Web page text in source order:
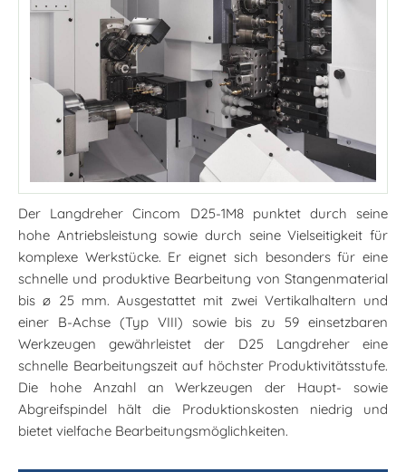
Der Langdreher Cincom D25-1M8 punktet durch seine
hohe Antriebsleistung sowie durch seine Vielseitigkeit für
komplexe Werkstücke. Er eignet sich besonders für eine
schnelle und produktive Bearbeitung von Stangenmaterial
bis ø 25 mm. Ausgestattet mit zwei Vertikalhaltern und
einer B-Achse (Typ VIII) sowie bis zu 59 einsetzbaren
Werkzeugen gewährleistet der D25 Langdreher eine
schnelle Bearbeitungszeit auf höchster Produktivitätsstufe.
Die hohe Anzahl an Werkzeugen der Haupt- sowie
Abgreifspindel hält die Produktionskosten niedrig und
bietet vielfache Bearbeitungsmöglichkeiten.